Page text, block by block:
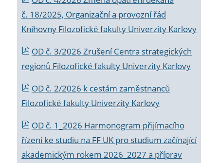
č. 18/2025, Organizační a provozní řád
Knihovny Filozofické fakulty Univerzity Karlovy
OD č. 3/2026 Zrušení Centra strategických
regionů Filozofické fakulty Univerzity Karlovy
OD č. 2/2026 k cestám zaměstnanců
Filozofické fakulty Univerzity Karlovy
OD č. 1_2026 Harmonogram přijímacího
řízení ke studiu na FF UK pro studium začínající
akademickým rokem 2026_2027 a příprav